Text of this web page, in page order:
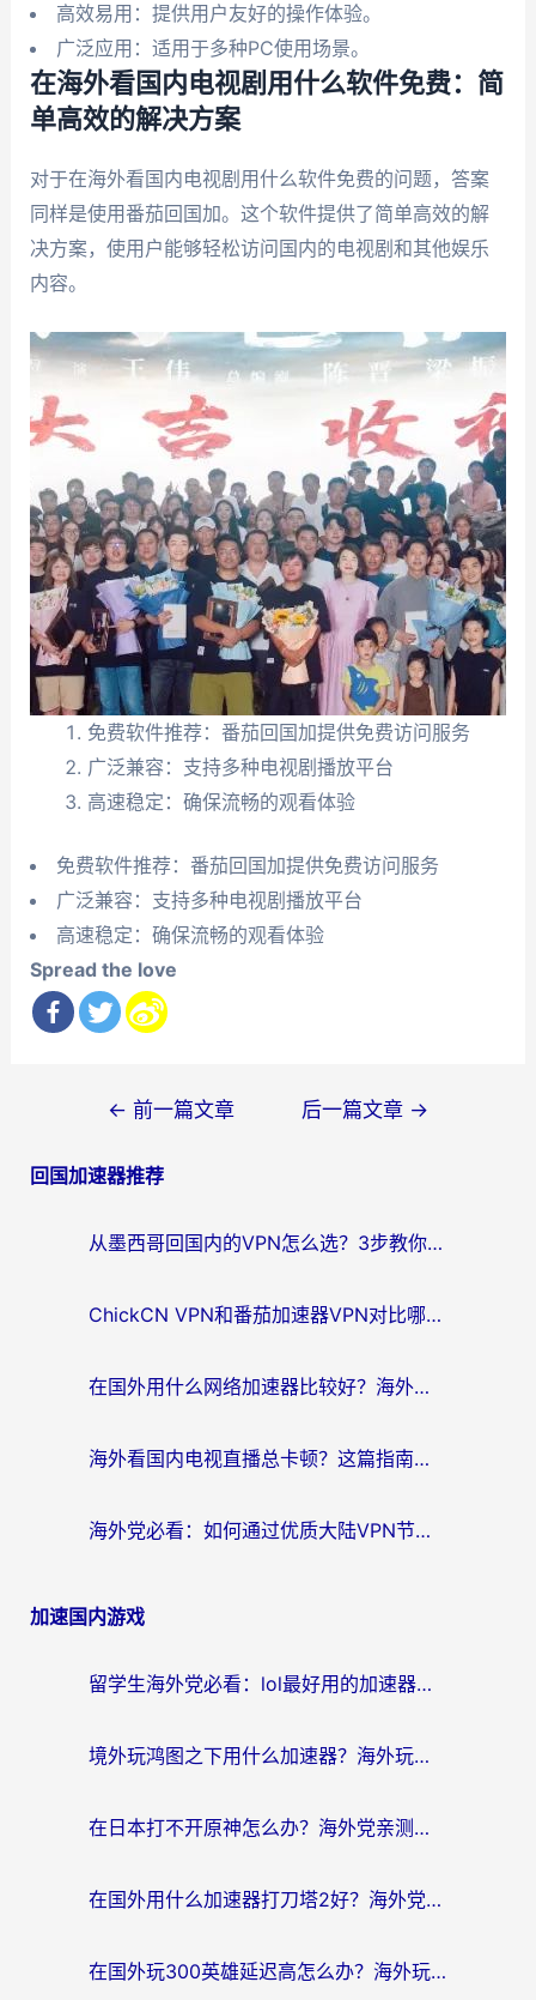
高效易用：提供用户友好的操作体验。
广泛应用：适用于多种PC使用场景。
在海外看国内电视剧用什么软件免费：简
单高效的解决方案
对于在海外看国内电视剧用什么软件免费的问题，答案
同样是使用番茄回国加。这个软件提供了简单高效的解
决方案，使用户能够轻松访问国内的电视剧和其他娱乐
内容。
免费软件推荐：番茄回国加提供免费访问服务
广泛兼容：支持多种电视剧播放平台
高速稳定：确保流畅的观看体验
免费软件推荐：番茄回国加提供免费访问服务
广泛兼容：支持多种电视剧播放平台
高速稳定：确保流畅的观看体验
Spread the love
导
← 前一篇文章 后一篇文章 →
回国加速器推荐
从墨西哥回国内的VPN怎么选？3步教你无缝刷剧、玩国服游戏
ChickCN VPN和番茄加速器VPN对比哪个回国效果更好？海外党亲测后的真实答案
在国外用什么网络加速器比较好？海外党亲测：从痛点到解决方案的全攻略
海外看国内电视直播总卡顿？这篇指南教你选对回国加速器，无缝追剧不发愁
海外党必看：如何通过优质大陆VPN节点无缝访问国内资源？
加速国内游戏
留学生海外党必看：lol最好用的加速器怎么选？附一梦江湖、神鬼传奇加速攻略
境外玩鸿图之下用什么加速器？海外玩家必看的国服游戏加速全攻略
在日本打不开原神怎么办？海外党亲测有效的国服游戏加速指南
在国外用什么加速器打刀塔2好？海外党国服游戏加速避坑指南
在国外玩300英雄延迟高怎么办？海外玩家亲测有效的加速器选择指南